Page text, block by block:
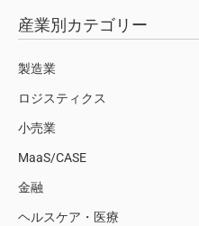
産業別カテゴリー
製造業
ロジスティクス
小売業
MaaS/CASE
金融
ヘルスケア・医療